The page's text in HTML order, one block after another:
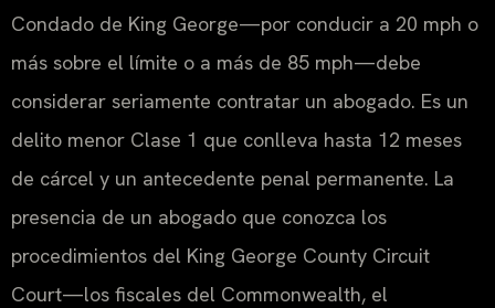
Condado de King George—por conducir a 20 mph o
más sobre el límite o a más de 85 mph—debe
considerar seriamente contratar un abogado. Es un
delito menor Clase 1 que conlleva hasta 12 meses
de cárcel y un antecedente penal permanente. La
presencia de un abogado que conozca los
procedimientos del King George County Circuit
Court—los fiscales del Commonwealth, el